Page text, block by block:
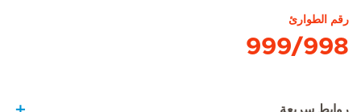
رقم الطوارئ
999/998
روابط سريعة